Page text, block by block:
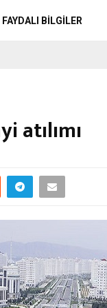
FAYDALI BİLGİLER
atılımı